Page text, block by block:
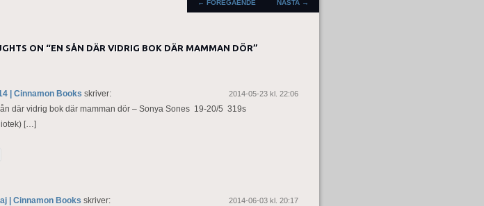
← FÖREGÅENDE NÄSTA →
ON “EN SÅN DÄR VIDRIG BOK DÄR MAMMAN DÖR”
| Cinnamon Books skriver: 2014-05-23 kl. 22:06
där vidrig bok där mamman dör – Sonya Sones 19-20/5 319s
[…]
| Cinnamon Books skriver: 2014-06-03 kl. 20:17